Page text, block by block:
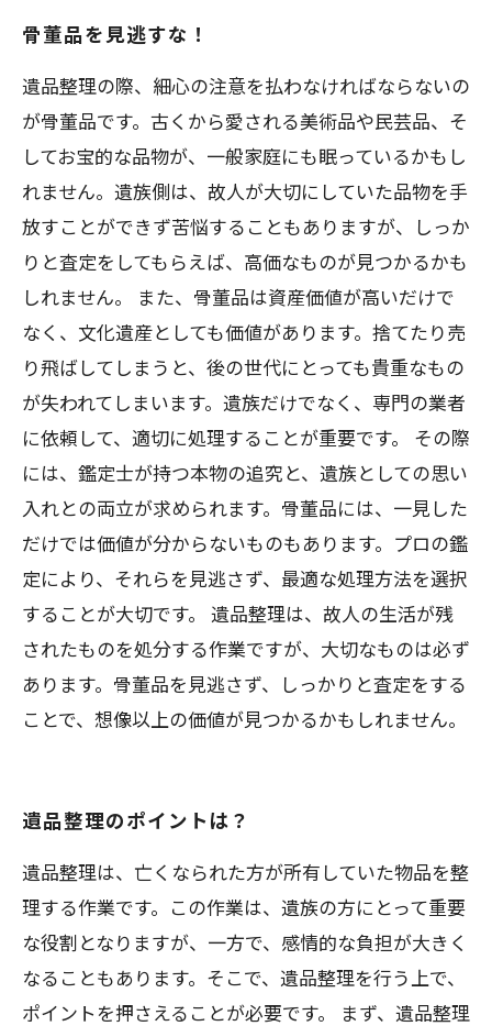
骨董品を見逃すな！
遺品整理の際、細心の注意を払わなければならないの
が骨董品です。古くから愛される美術品や民芸品、そ
してお宝的な品物が、一般家庭にも眠っているかもし
れません。遺族側は、故人が大切にしていた品物を手
放すことができず苦悩することもありますが、しっか
りと査定をしてもらえば、高価なものが見つかるかも
しれません。 また、骨董品は資産価値が高いだけで
なく、文化遺産としても価値があります。捨てたり売
り飛ばしてしまうと、後の世代にとっても貴重なもの
が失われてしまいます。遺族だけでなく、専門の業者
に依頼して、適切に処理することが重要です。 その際
には、鑑定士が持つ本物の追究と、遺族としての思い
入れとの両立が求められます。骨董品には、一見した
だけでは価値が分からないものもあります。プロの鑑
定により、それらを見逃さず、最適な処理方法を選択
することが大切です。 遺品整理は、故人の生活が残
されたものを処分する作業ですが、大切なものは必ず
あります。骨董品を見逃さず、しっかりと査定をする
ことで、想像以上の価値が見つかるかもしれません。
遺品整理のポイントは？
遺品整理は、亡くなられた方が所有していた物品を整
理する作業です。この作業は、遺族の方にとって重要
な役割となりますが、一方で、感情的な負担が大きく
なることもあります。そこで、遺品整理を行う上で、
ポイントを押さえることが必要です。 まず、遺品整理